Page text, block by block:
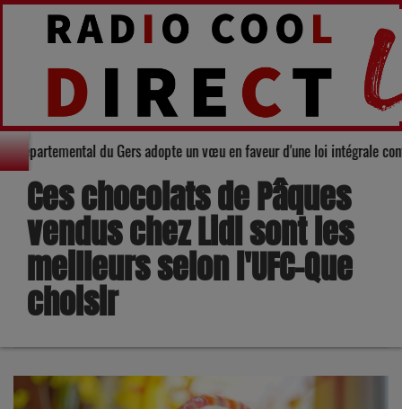
départemental du Gers adopte un vœu en faveur d'une loi
Ces chocolats de Pâques
vendus chez Lidl sont les
meilleurs selon l'UFC-Que
choisir